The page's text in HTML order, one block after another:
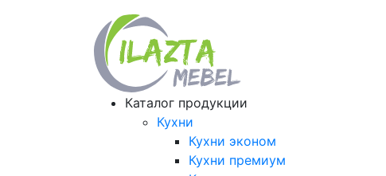
Каталог продукции
Кухни
Кухни эконом
Кухни премиум